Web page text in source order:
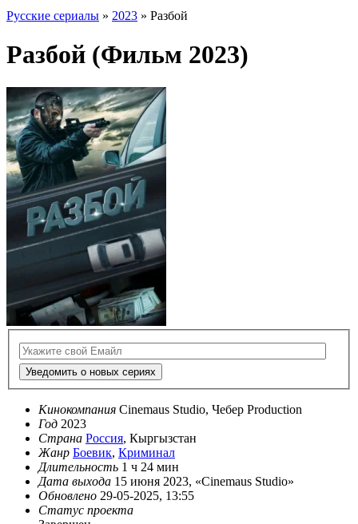
Русские сериалы » 2023 » Разбой
Разбой (Фильм 2023)
Уведомить о новых сериях
Кинокомпания Cinemaus Studio, Чебер Production
Год 2023
Страна Россия, Кыргызстан
Жанр Боевик, Криминал
Длительность 1 ч 24 мин
Дата выхода 15 июня 2023, «Cinemaus Studio»
Обновлено 29-05-2025, 13:55
Статус проекта